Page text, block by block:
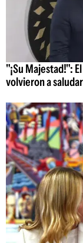
"¡Su Majestad!":
volvieron a